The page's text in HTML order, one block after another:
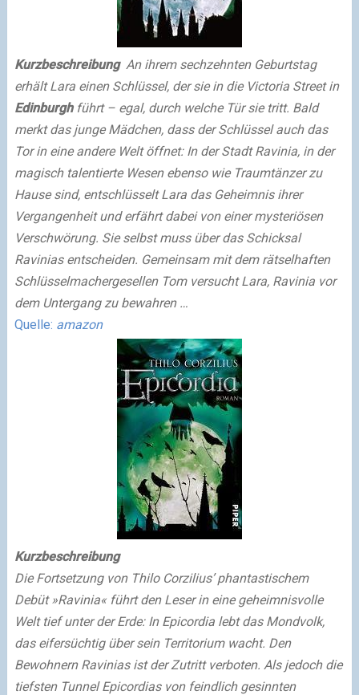
Kurzbeschreibung An ihrem sechzehnten Geburtstag
erhält Lara einen Schlüssel, der sie in die Victoria Street in
Edinburghführt – egal, durch welche Tür sie tritt. Bald
merkt das junge Mädchen, dass der Schlüssel auch das
Tor in eine andere Welt öffnet: In der Stadt Ravinia, in der
magisch talentierte Wesen ebenso wie Traumtänzer zu
Hause sind, entschlüsselt Lara das Geheimnis ihrer
Vergangenheit und erfährt dabei von einer mysteriösen
Verschwörung. Sie selbst muss über das Schicksal
Ravinias entscheiden. Gemeinsam mit dem rätselhaften
Schlüsselmachergesellen Tom versucht Lara, Ravinia vor
dem Untergang zu bewahren …
Quelle: amazon
Kurzbeschreibung
Die Fortsetzung von Thilo Corzilius’ phantastischem
Debüt »Ravinia« führt den Leser in eine geheimnisvolle
Welt tief unter der Erde: In Epicordia lebt das Mondvolk,
das eifersüchtig über sein Territorium wacht. Den
Bewohnern Ravinias ist der Zutritt verboten. Als jedoch die
tiefsten Tunnel Epicordias von feindlich gesinnten